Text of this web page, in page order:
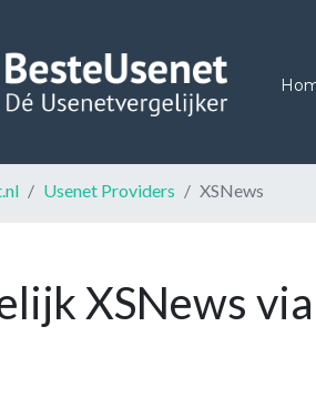
Usenet Providers XSNews
XSNews